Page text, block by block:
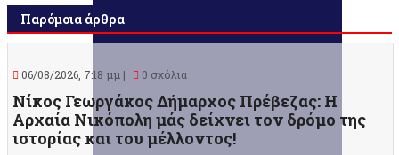
Παρόμοια άρθρα
06/08/2026, 7:18 μμ | 0 σχόλια
Νίκος Γεωργάκος Δήμαρχος Πρέβεζας: Η
Αρχαία Νικόπολη μάς δείχνει τον δρόμο της
ιστορίας και του μέλλοντος!